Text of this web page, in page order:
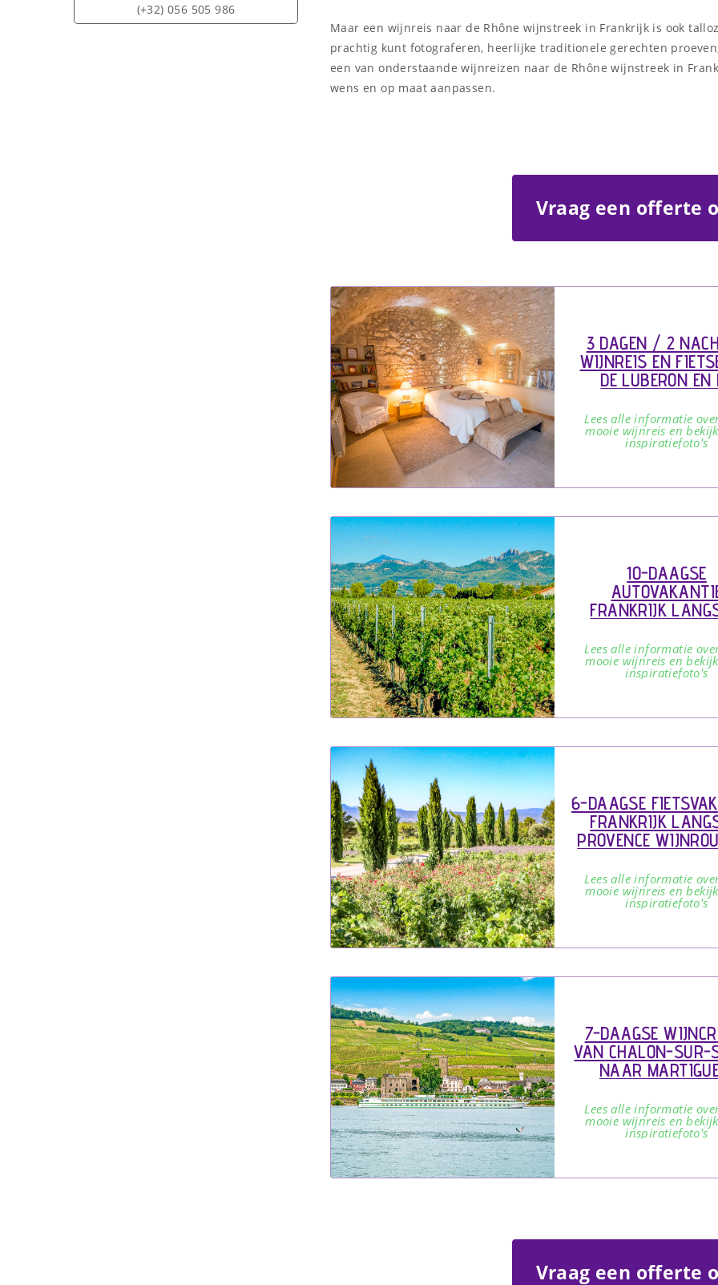
(+32) 056 505 986
Maar een wijnreis naar de Rhône wijnstreek in Frankrijk is ook
prachtig kunt fotograferen, heerlijke traditionele gerechten
een van onderstaande wijnreizen naar de Rhône wijnstreek in
wens en op maat aanpassen.
Vraag een offerte
3 DAGEN / 2
WIJNREIS EN
DE LUBERON EN
Lees alle informatie
mooie wijnreis en
inspiratiefoto's
10-DAAGSE
FRANKRIJK
LYON TOT
Lees alle informatie
mooie wijnreis en
inspiratiefoto's
6-DAAGSE
FRANKRIJK
PROVENCE
Lees alle informatie
mooie wijnreis en
inspiratiefoto's
7-DAAGSE
VAN CHALON-SUR-
NAAR
WIJNROUTE AL
NAAR HET
FRANKRIJK
Lees alle informatie
mooie wijnreis en
inspiratiefoto's
Vraag een offerte